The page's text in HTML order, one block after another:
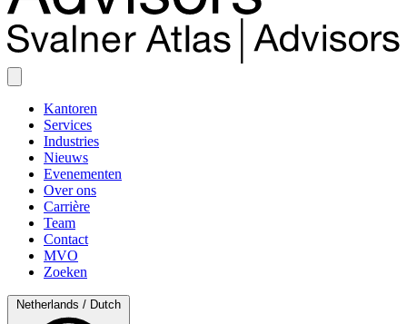
Kantoren
Services
Industries
Nieuws
Evenementen
Over ons
Carrière
Team
Contact
MVO
Zoeken
Netherlands / Dutch